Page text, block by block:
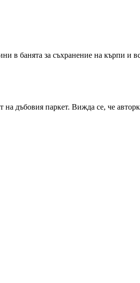
в банята за съхранение на кърпи и
дъбовия паркет. Вижда се, че